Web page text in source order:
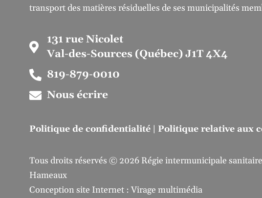
transport des matières résiduelles de ses municipalités
131 rue Nicolet
Val-des-Sources (Québec) J1T 4X4
819-879-0010
Nous écrire
Politique de confidentialité | Politique relative aux
Tous droits réservés © 2026 Régie intermunicipale
Hameaux
Conception site Internet : Virage multimédia